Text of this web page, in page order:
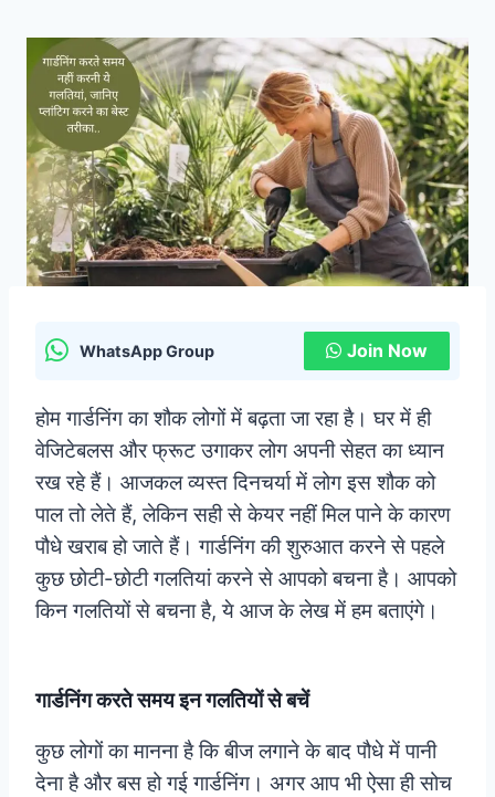
WhatsApp Group Join Now
होम गार्डनिंग का शौक लोगों में बढ़ता जा रहा है। घर में ही
वेजिटेबलस और फ्रूट उगाकर लोग अपनी सेहत का ध्यान
रख रहे हैं। आजकल व्यस्त दिनचर्या में लोग इस शौक को
पाल तो लेते हैं, लेकिन सही से केयर नहीं मिल पाने के कारण
पौधे खराब हो जाते हैं। गार्डनिंग की शुरुआत करने से पहले
कुछ छोटी-छोटी गलतियां करने से आपको बचना है। आपको
किन गलतियों से बचना है, ये आज के लेख में हम बताएंगे।
गार्डनिंग करते समय इन गलतियों से बचें
कुछ लोगों का मानना है कि बीज लगाने के बाद पौधे में पानी
देना है और बस हो गई गार्डनिंग। अगर आप भी ऐसा ही सोच